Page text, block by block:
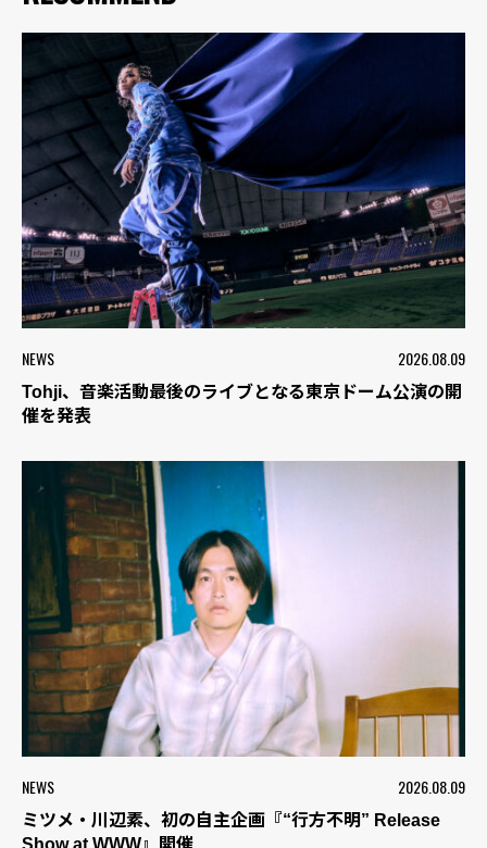
NEWS 2026.08.09
Tohji、音楽活動最後のライブとなる東京ドーム公演の開
催を発表
NEWS 2026.08.09
ミツメ・川辺素、初の自主企画『“行方不明” Release